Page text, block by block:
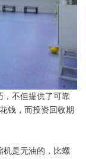
，不但提供了可靠
钱，而投资回收期
机是无油的，比螺